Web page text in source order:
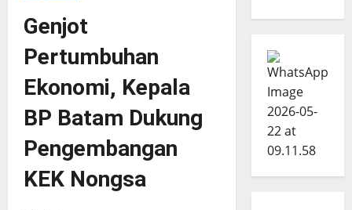
Genjot
Pertumbuhan
Ekonomi, Kepala
BP Batam Dukung
Pengembangan
KEK Nongsa